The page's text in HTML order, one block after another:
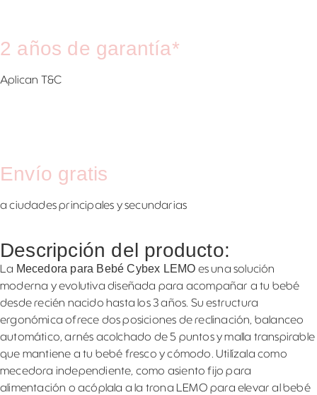
2 años de garantía*
Aplican T&C
Envío gratis
a ciudades principales y secundarias
Descripción del producto:
La Mecedora para Bebé Cybex LEMO es una solución
moderna y evolutiva diseñada para acompañar a tu bebé
desde recién nacido hasta los 3 años. Su estructura
ergonómica ofrece dos posiciones de reclinación, balanceo
automático, arnés acolchado de 5 puntos y malla transpirable
que mantiene a tu bebé fresco y cómodo. Utilízala como
mecedora independiente, como asiento fijo para
alimentación o acóplala a la trona LEMO para elevar al bebé